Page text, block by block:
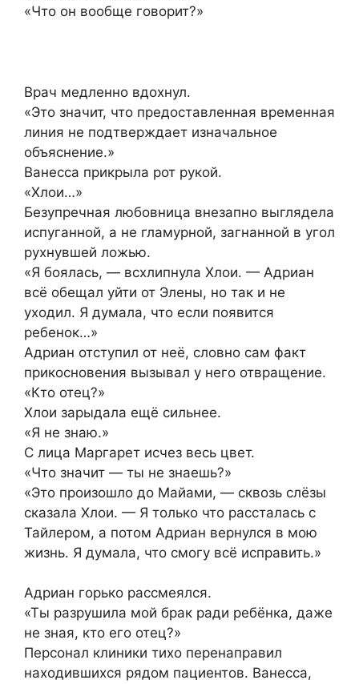
«Что он вообще говорит?»
Врач медленно вдохнул.
«Это значит, что предоставленная временная
линия не подтверждает изначальное
объяснение.»
Ванесса прикрыла рот рукой.
«Хлои…»
Безупречная любовница внезапно выглядела
испуганной, а не гламурной, загнанной в угол
рухнувшей ложью.
«Я боялась, — всхлипнула Хлои. — Адриан
всё обещал уйти от Элены, но так и не
уходил. Я думала, что если появится
ребенок…»
Адриан отступил от неё, словно сам факт
прикосновения вызывал у него отвращение.
«Кто отец?»
Хлои зарыдала ещё сильнее.
«Я не знаю.»
С лица Маргарет исчез весь цвет.
«Что значит — ты не знаешь?»
«Это произошло до Майами, — сквозь слёзы
сказала Хлои. — Я только что рассталась с
Тайлером, а потом Адриан вернулся в мою
жизнь. Я думала, что смогу всё исправить.»
Адриан горько рассмеялся.
«Ты разрушила мой брак ради ребёнка, даже
не зная, кто его отец?»
Персонал клиники тихо перенаправил
находившихся рядом пациентов. Ванесса,